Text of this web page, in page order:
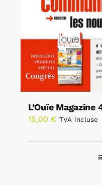
L’Ouïe Magazine
15,00 € TVA incluse